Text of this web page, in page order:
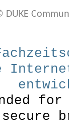
DUKE
for
secure